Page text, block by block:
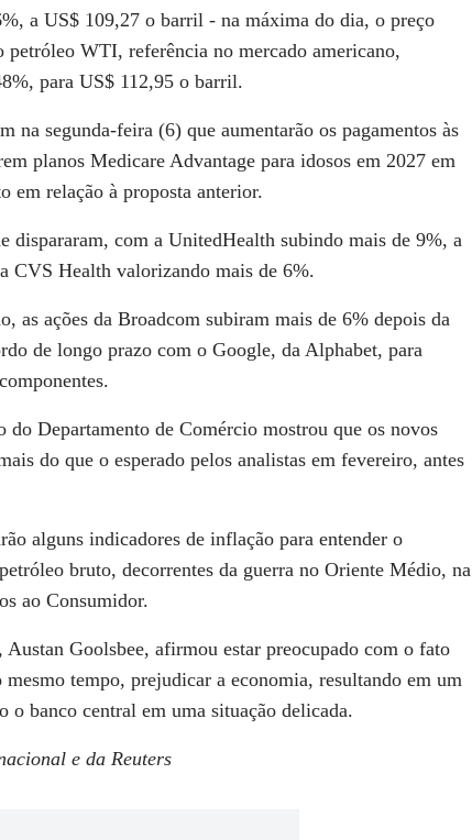
a US$ 109,27 o barril - na máxima do dia, o preço
petróleo WTI, referência no mercado americano,
para US$ 112,95 o barril.
na segunda-feira (6) que aumentarão os pagamentos às
planos Medicare Advantage para idosos em 2027 em
em relação à proposta anterior.
dispararam, com a UnitedHealth subindo mais de 9%, a
CVS Health valorizando mais de 6%.
as ações da Broadcom subiram mais de 6% depois da
de longo prazo com o Google, da Alphabet, para
Departamento de Comércio mostrou que os novos
do que o esperado pelos analistas em fevereiro, antes
alguns indicadores de inflação para entender o
bruto, decorrentes da guerra no Oriente Médio, na
ao Consumidor.
Goolsbee, afirmou estar preocupado com o fato
tempo, prejudicar a economia, resultando em um
o banco central em uma situação delicada.
e da Reuters